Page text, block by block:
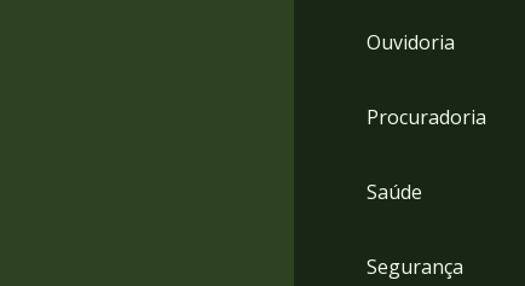
Ouvidoria
Procuradoria
Saúde
Segurança